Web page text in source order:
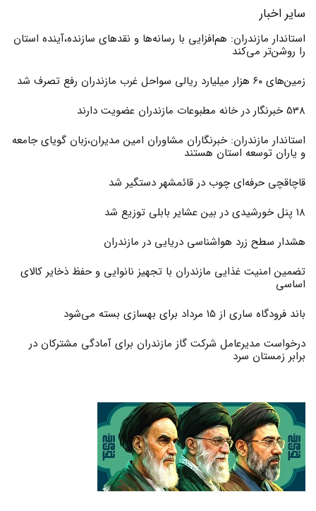
سایر اخبار
استاندار مازندران: هم‌افزایی با رسانه‌ها و نقدهای سازنده،آینده استان
را روشن‌تر می‌کند
زمین‌های ۶۰ هزار میلیارد ریالی سواحل غرب مازندران رفع تصرف شد
538 خبرنگار در خانه مطبوعات مازندران عضویت دارند
استاندار مازندران: خبرنگاران مشاوران امین مدیران،زبان گویای جامعه
و یاران توسعه استان هستند
قاچاقچی حرفه‌ای چوب در قائمشهر دستگیر شد
۱۸ پنل خورشیدی در بین عشایر بابلی توزیع شد
هشدار سطح زرد هواشناسی دریایی در مازندران
تضمین امنیت غذایی مازندران با تجهیز نانوایی و حفظ ذخایر کالای
اساسی
باند فرودگاه ساری از ۱۵ مرداد برای بهسازی بسته می‌شود
درخواست مدیرعامل شرکت گاز مازندران برای آمادگی مشترکان در
برابر زمستان سرد